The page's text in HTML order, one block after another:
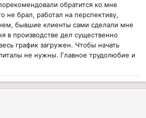
обратится ко мне
не брал, работал на перспективу,
бывшие клиенты сами сделали мне
в производстве дел существенно
график загружен. Чтобы начать
не нужны. Главное трудолюбие и